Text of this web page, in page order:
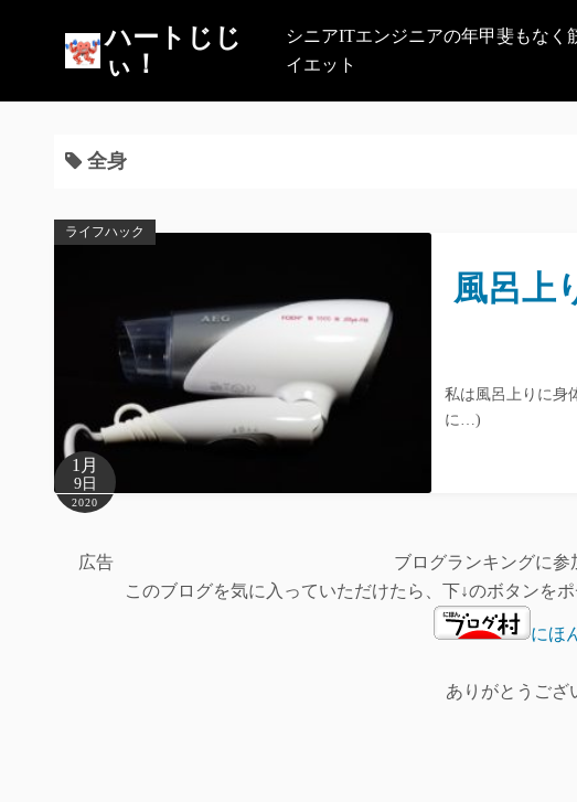
ン
ハートじじ
ぃ！
シニアITエンジニアの年甲斐もなく
イエット
全身
ライフハック
1月
9日
2020
風呂上
私は風呂上りに身
に…)
広告
ブログランキングに参
このブログを気に入っていただけたら、下↓のボタンを
にほ
ありがとうござ